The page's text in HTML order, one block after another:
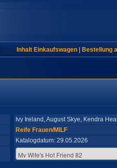
Inhalt Einkaufswagen| Bestellung
Ivy Ireland, August Skye, Kendra
Reife Frauen/MILF
Katalogdatum: 29.05.2026